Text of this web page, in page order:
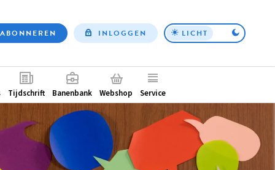
Top
ABONNEREN INLOGGEN LICHT
Tijdschrift Banenbank Webshop Service